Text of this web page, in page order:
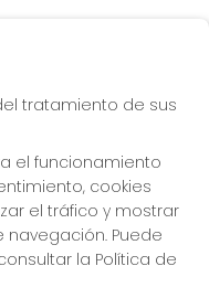
tratamiento de sus
el funcionamiento
cookies
el tráfico y mostrar
Puede
la Política de